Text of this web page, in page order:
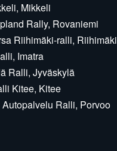
Mikkeli
Rally, Rovaniemi
Riihimäki-ralli, Riihimäki
Imatra
Ralli, Jyväskylä
Kitee, Kitee
Ralli, Porvoo